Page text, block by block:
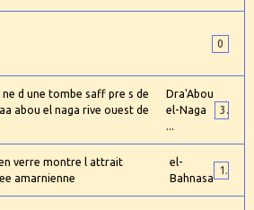
0
Dra'Abou
el-Naga
...
3
el-
Bahnasa
1